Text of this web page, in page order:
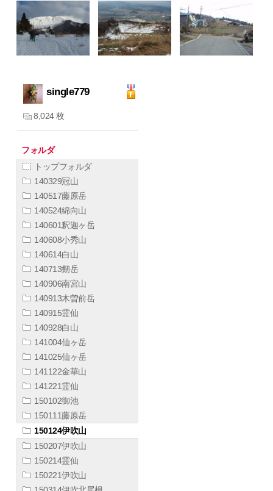
single779
8,024 枚
フォルダ
トップフォルダ
140329冠山
140517藤原岳
140524綿向山
140601釈迦ヶ岳
140608小秀山
140614白山
140713剱岳
140906南宮山
140913木曽前岳
140915霊仙
140928白山
141004仙ヶ岳
141025仙ヶ岳
141122金華山
141221霊仙
150102御池
150111藤原岳
150124伊吹山
150207伊吹山
150214霊仙
150221伊吹山